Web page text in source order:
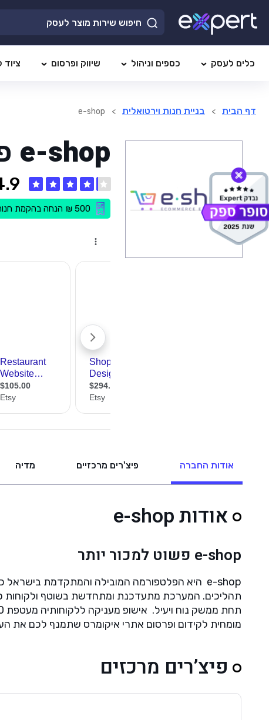
כלים לעסק כספים וניהול שיווק ופרסום
דף הבית > בניית חנות וירטואלית >
e-shop
e-shop
500 ₪ הנחה בהקמת חנות + פגישת ייעוץ בבית העסק עם מומחה ללא עלות
אודות החברה פיצ'רים מרכזיים מדיה
אודות e-shop
e-shop פשוט למכור יותר
מומחית לקידום ופרסום אתרי איקומרס שתמנף לכם את
פיצ’רים מרכזים